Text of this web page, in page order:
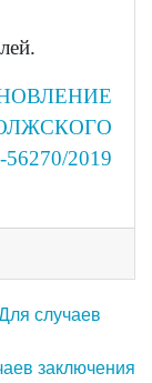
2019
случаев
заключения